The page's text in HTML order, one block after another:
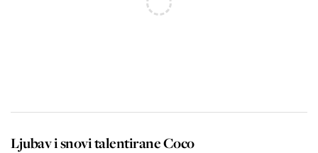
Ljubav i snovi talentirane Coco